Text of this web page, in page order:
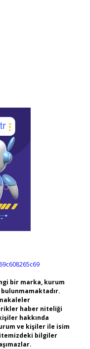
bir marka, kurum
haber niteliği
hakkında
ve kişiler ile isim
bilgiler